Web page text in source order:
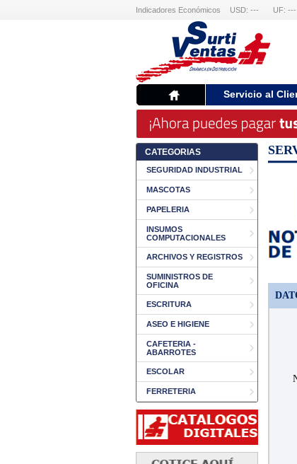
Indicadores Económicos USD: --- UF: ---
Servicio al
CATEGORIAS
SEGURIDAD INDUSTRIAL
MASCOTAS
PAPELERIA
INSUMOS
COMPUTACIONALES
ARCHIVOS Y REGISTROS
SUMINISTROS DE
OFICINA
ESCRITURA
ASEO E HIGIENE
CAFETERIA -
ABARROTES
ESCOLAR
FERRETERIA